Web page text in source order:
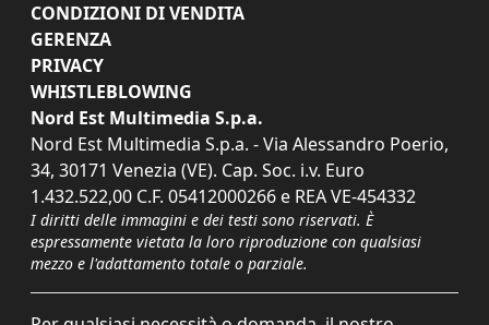
CONDIZIONI DI VENDITA
GERENZA
PRIVACY
WHISTLEBLOWING
Nord Est Multimedia S.p.a.
Nord Est Multimedia S.p.a. - Via Alessandro Poerio,
34, 30171 Venezia (VE). Cap. Soc. i.v. Euro
1.432.522,00 C.F. 05412000266 e REA VE-454332
I diritti delle immagini e dei testi sono riservati. È
espressamente vietata la loro riproduzione con qualsiasi
mezzo e l'adattamento totale o parziale.